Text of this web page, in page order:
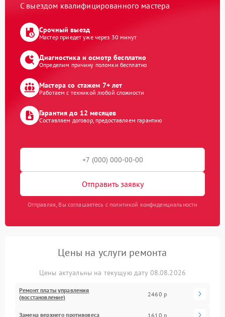
С выездом квалифицированного мастера
Срочный выезд
Мастер приедет уже через 30 минут
Диагностика и осмотр бесплатно
Определим причину поломки бесплатно
Мастера со стажем 7+ лет
Работаем с техникой любой сложности
Гарантия до 12 месяцев
Составляем договор, предоставляем гарантию
Отправить заявку
Отправляя, Вы соглашаетесь с политикой конфиденциальности
Цены на услуги ремонта
Цены актуальны на текущую дату 08.08.2026
Ремонт платы управления
(восстановление)
2460 р
Замена верхнего противовеса 1610 р